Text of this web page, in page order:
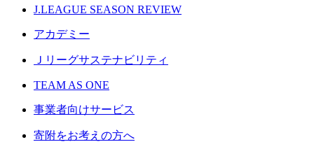
J.LEAGUE SEASON REVIEW
アカデミー
Ｊリーグサステナビリティ
TEAM AS ONE
事業者向けサービス
寄附をお考えの方へ